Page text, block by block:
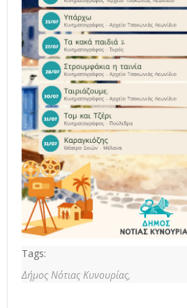
Tags:
Δήμος Νότιας Κυνουρίας,